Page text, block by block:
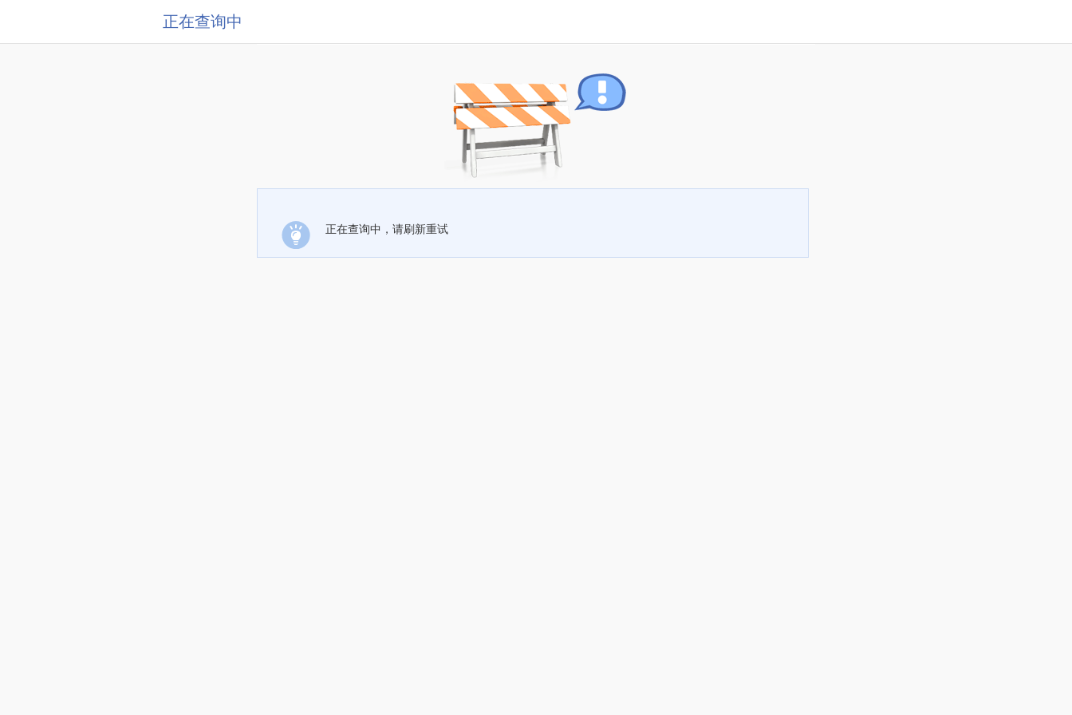
正在查询中
正在查询中，请刷新重试